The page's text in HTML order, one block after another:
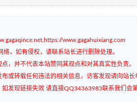
www.gagahuixiang.com
，如有侵权，请联系站长进行删除处理。
，并不代表本站赞同其观点和对其真实性负责。
或转载任何违法的相关信息，访客发现请向站长
发现链接失效 请直接QQ34363983联系我们会